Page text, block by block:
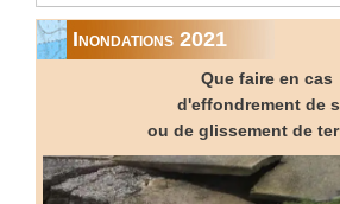
Inondations 2021
Que faire en cas
d'effondrement de
ou de glissement de